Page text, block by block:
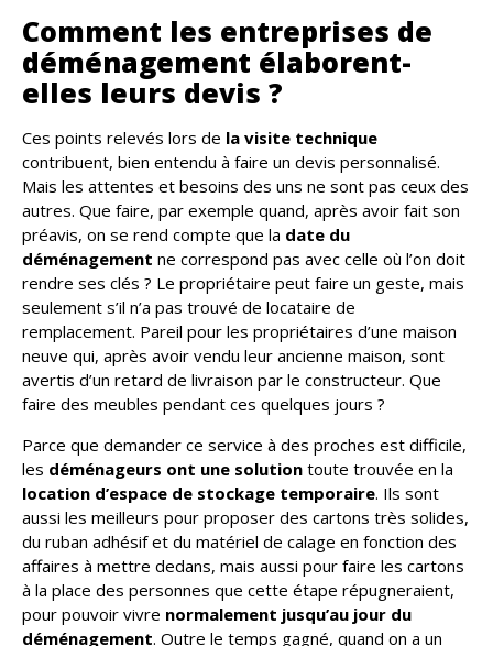
Comment les entreprises de
déménagement élaborent-
elles leurs devis ?
Ces points relevés lors de la visite technique
contribuent, bien entendu à faire un devis personnalisé.
Mais les attentes et besoins des uns ne sont pas ceux des
autres. Que faire, par exemple quand, après avoir fait son
préavis, on se rend compte que la date du
déménagement ne correspond pas avec celle où l’on doit
rendre ses clés ? Le propriétaire peut faire un geste, mais
seulement s’il n’a pas trouvé de locataire de
remplacement. Pareil pour les propriétaires d’une maison
neuve qui, après avoir vendu leur ancienne maison, sont
avertis d’un retard de livraison par le constructeur. Que
faire des meubles pendant ces quelques jours ?
Parce que demander ce service à des proches est difficile,
les déménageurs ont une solution toute trouvée en la
location d’espace de stockage temporaire. Ils sont
aussi les meilleurs pour proposer des cartons très solides,
du ruban adhésif et du matériel de calage en fonction des
affaires à mettre dedans, mais aussi pour faire les cartons
à la place des personnes que cette étape répugneraient,
pour pouvoir vivre normalement jusqu’au jour du
déménagement. Outre le temps gagné, quand on a un